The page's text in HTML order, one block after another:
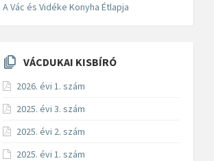
A Vác és Vidéke Konyha Étlapja
VÁCDUKAI KISBÍRÓ
2026. évi 1. szám
2025. évi 3. szám
2025. évi 2. szám
2025. évi 1. szám